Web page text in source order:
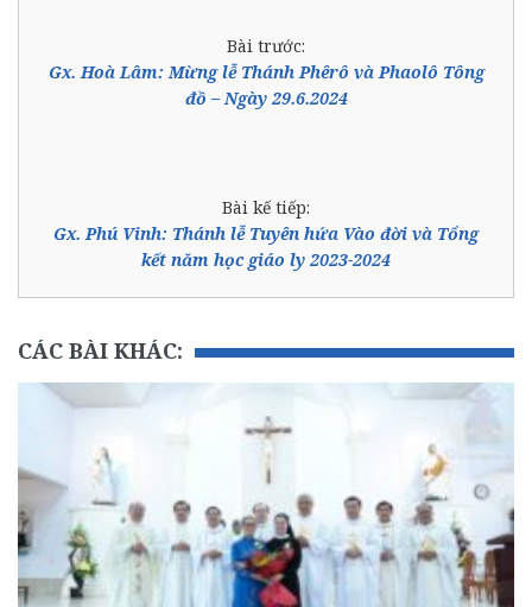
Bài trước:
Gx. Hoà Lâm: Mừng lễ Thánh Phêrô và Phaolô Tông
đồ – Ngày 29.6.2024
Bài kế tiếp:
Gx. Phú Vinh: Thánh lễ Tuyên hứa Vào đời và Tổng
kết năm học giáo ly 2023-2024
CÁC BÀI KHÁC: